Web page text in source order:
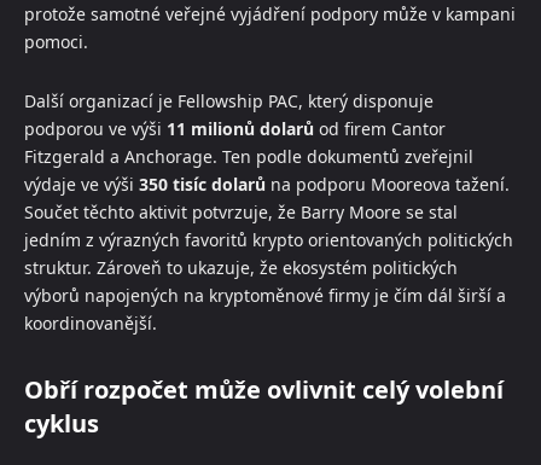
protože samotné veřejné vyjádření podpory může v kampani
pomoci.
Další organizací je Fellowship PAC, který disponuje
podporou ve výši 11 milionů dolarů od firem Cantor
Fitzgerald a Anchorage. Ten podle dokumentů zveřejnil
výdaje ve výši 350 tisíc dolarů na podporu Mooreova tažení.
Součet těchto aktivit potvrzuje, že Barry Moore se stal
jedním z výrazných favoritů krypto orientovaných politických
struktur. Zároveň to ukazuje, že ekosystém politických
výborů napojených na kryptoměnové firmy je čím dál širší a
koordinovanější.
Obří rozpočet může ovlivnit celý volební
cyklus